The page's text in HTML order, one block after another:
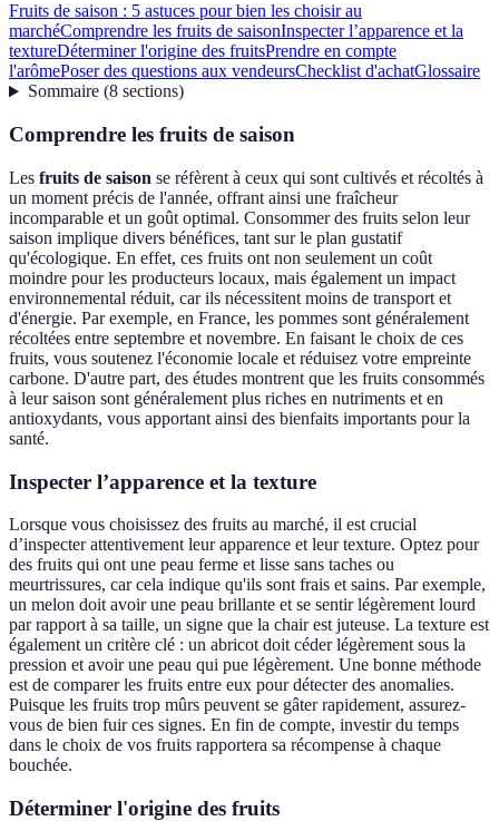
Fruits de saison : 5 astuces pour bien les choisir au
marchéComprendre les fruits de saisonInspecter l’apparence et la
textureDéterminer l'origine des fruitsPrendre en compte
l'arômePoser des questions aux vendeursChecklist d'achatGlossaire
Sommaire(8 sections)
Comprendre les fruits de saison
Les fruits de saison se réfèrent à ceux qui sont cultivés et récoltés à
un moment précis de l'année, offrant ainsi une fraîcheur
incomparable et un goût optimal. Consommer des fruits selon leur
saison implique divers bénéfices, tant sur le plan gustatif
qu'écologique. En effet, ces fruits ont non seulement un coût
moindre pour les producteurs locaux, mais également un impact
environnemental réduit, car ils nécessitent moins de transport et
d'énergie. Par exemple, en France, les pommes sont généralement
récoltées entre septembre et novembre. En faisant le choix de ces
fruits, vous soutenez l'économie locale et réduisez votre empreinte
carbone. D'autre part, des études montrent que les fruits consommés
à leur saison sont généralement plus riches en nutriments et en
antioxydants, vous apportant ainsi des bienfaits importants pour la
santé.
Inspecter l’apparence et la texture
Lorsque vous choisissez des fruits au marché, il est crucial
d’inspecter attentivement leur apparence et leur texture. Optez pour
des fruits qui ont une peau ferme et lisse sans taches ou
meurtrissures, car cela indique qu'ils sont frais et sains. Par exemple,
un melon doit avoir une peau brillante et se sentir légèrement lourd
par rapport à sa taille, un signe que la chair est juteuse. La texture est
également un critère clé : un abricot doit céder légèrement sous la
pression et avoir une peau qui pue légèrement. Une bonne méthode
est de comparer les fruits entre eux pour détecter des anomalies.
Puisque les fruits trop mûrs peuvent se gâter rapidement, assurez-
vous de bien fuir ces signes. En fin de compte, investir du temps
dans le choix de vos fruits rapportera sa récompense à chaque
bouchée.
Déterminer l'origine des fruits